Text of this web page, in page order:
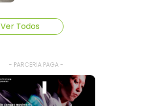
Ver Todos
- PARCERIA PAGA -